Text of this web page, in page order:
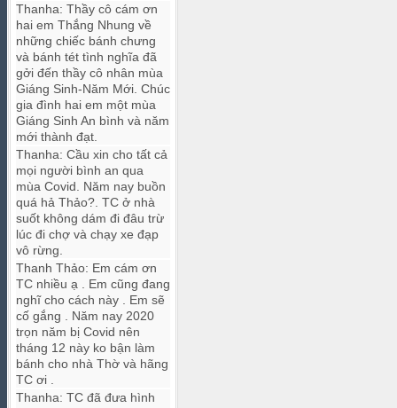
Thanha: Thầy cô cám ơn
hai em Thắng Nhung về
những chiếc bánh chưng
và bánh tét tình nghĩa đã
gởi đến thầy cô nhân mùa
Giáng Sinh-Năm Mới. Chúc
gia đình hai em một mùa
Giáng Sinh An bình và năm
mới thành đạt.
Thanha: Cầu xin cho tất cả
mọi người bình an qua
mùa Covid. Năm nay buồn
quá hả Thảo?. TC ở nhà
suốt không dám đi đâu trừ
lúc đi chợ và chạy xe đạp
vô rừng.
Thanh Thảo: Em cám ơn
TC nhiều ạ . Em cũng đang
nghĩ cho cách này . Em sẽ
cố gắng . Năm nay 2020
trọn năm bị Covid nên
tháng 12 này ko bận làm
bánh cho nhà Thờ và hãng
TC ơi .
Thanha: TC đã đưa hình